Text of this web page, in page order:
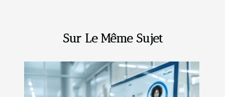
Sur Le Même Sujet